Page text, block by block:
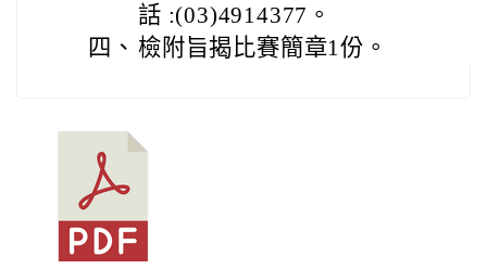
話 :(03)4914377。
四、 檢附旨揭比賽簡章1份。